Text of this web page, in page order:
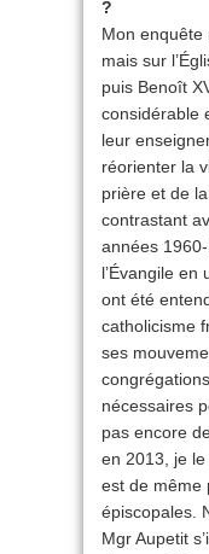
?
Mon enquête
mais sur
puis Benoît
considérable
leur
réorienter la
prière et de
contrastant
années
l’Évangile en
ont été
catholicisme
ses
nécessaires
pas encore
en 2013, je
est de même
épiscopales.
Mgr Aupetit